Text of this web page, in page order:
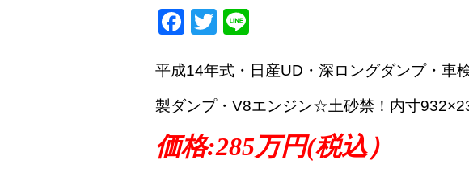
Facebook
Twitter
平成14年式・日産UD・深ロングダンプ・車
製ダンプ・V8エンジン☆土砂禁！内寸
価格:285万円(税込）